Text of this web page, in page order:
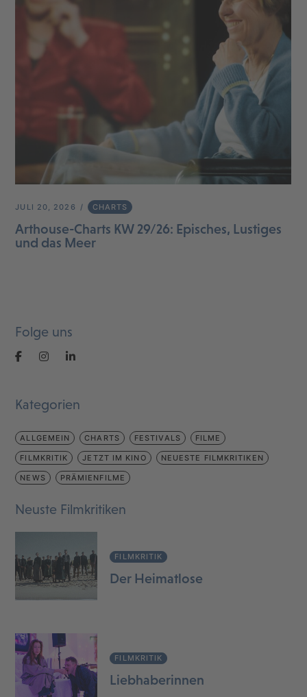
JULI 20, 2026 CHARTS
Arthouse-Charts KW 29/26: Episches, Lustiges
und das Meer
Folge uns
Kategorien
ALLGEMEIN CHARTS FESTIVALS FILME
FILMKRITIK JETZT IM KINO NEUESTE FILMKRITIKEN
NEWS PRÄMIENFILME
Neuste Filmkritiken
FILMKRITIK
Der Heimatlose
FILMKRITIK
Liebhaberinnen